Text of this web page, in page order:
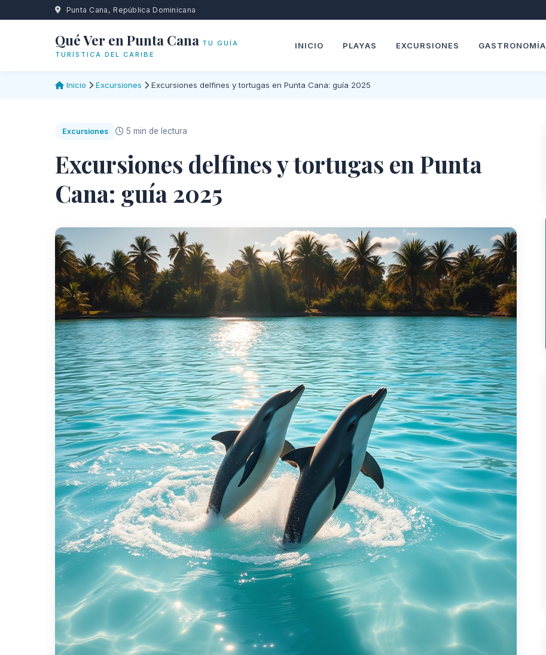
Punta Cana, República Dominicana
Qué Ver en Punta Cana TU GUÍA
TURÍSTICA DEL CARIBE
INICIO PLAYAS EXCURSIONES GASTRONOMÍA
Inicio Excursiones Excursiones delfines y tortugas en Punta Cana: guía 2025
Excursiones 5 min de lectura
Excursiones delfines y tortugas en Punta
Cana: guía 2025